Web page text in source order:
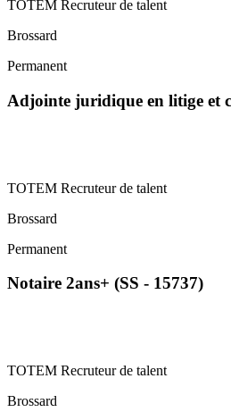
TOTEM Recruteur de talent
Brossard
Permanent
Adjointe juridique en litige et
TOTEM Recruteur de talent
Brossard
Permanent
Notaire 2ans+ (SS - 15737)
TOTEM Recruteur de talent
Brossard